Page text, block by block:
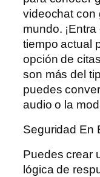
videochat con
mundo.
tiempo actual
opción de
son más del
puedes
audio o la
Seguridad En
Puedes crear
lógica de